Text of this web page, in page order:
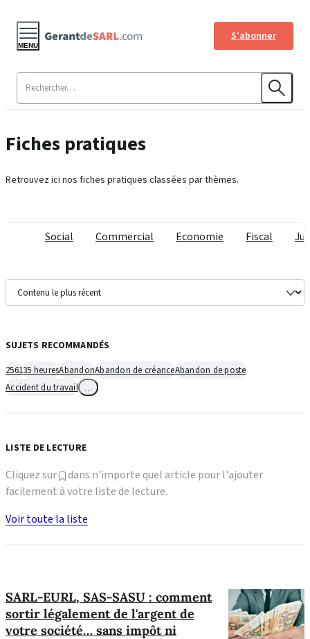
S'abonner
MENU
Fiches pratiques
Retrouvez ici nos fiches pratiques classées par thèmes.
Social Commercial Economie Fiscal
SARL-EURL, SAS-SASU : comment
sortir légalement de l'argent de
votre société… sans impôt ni
SUJETS RECOMMANDÉS
256135 heuresAbandonAbandon de créanceAbandon de poste
Accident du travail
LISTE DE LECTURE
Cliquez sur
dans n'importe quel article pour l'ajouter
facilement à votre liste de lecture.
Voir toute la liste